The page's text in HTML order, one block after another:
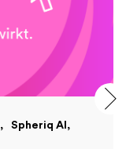
Spheriq AI